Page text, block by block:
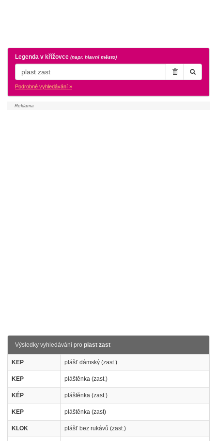
Legenda v křížovce (napr. hlavní město)
Podrobné vyhledávání »
Výsledky vyhledávání pro plast zast
KEP plášť dámský (zast.)
KEP pláštěnka (zast.)
KÉP pláštěnka (zast.)
KEP pláštěnka (zast)
KLOK plášť bez rukávů (zast.)